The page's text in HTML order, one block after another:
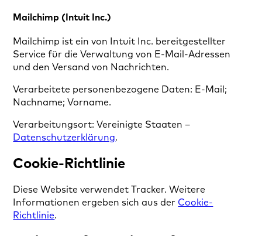
Mailchimp (Intuit Inc.)
Mailchimp ist ein von Intuit Inc. bereitgestellter
Service für die Verwaltung von E-Mail-Adressen
und den Versand von Nachrichten.
Verarbeitete personenbezogene Daten: E-Mail;
Nachname; Vorname.
Verarbeitungsort: Vereinigte Staaten –
Datenschutzerklärung.
Cookie-Richtlinie
Diese Website verwendet Tracker. Weitere
Informationen ergeben sich aus der Cookie-
Richtlinie.